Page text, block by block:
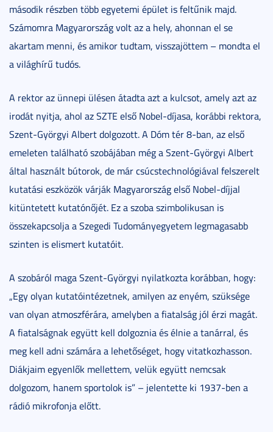
második részben több egyetemi épület is feltűnik majd.
Számomra Magyarország volt az a hely, ahonnan el se
akartam menni, és amikor tudtam, visszajöttem – mondta el
a világhírű tudós.
A rektor az ünnepi ülésen átadta azt a kulcsot, amely azt az
irodát nyitja, ahol az SZTE első Nobel-díjasa, korábbi rektora,
Szent-Györgyi Albert dolgozott. A Dóm tér 8-ban, az első
emeleten található szobájában még a Szent-Györgyi Albert
által használt bútorok, de már csúcstechnológiával felszerelt
kutatási eszközök várják Magyarország első Nobel-díjjal
kitüntetett kutatónőjét. Ez a szoba szimbolikusan is
összekapcsolja a Szegedi Tudományegyetem legmagasabb
szinten is elismert kutatóit.
A szobáról maga Szent-Györgyi nyilatkozta korábban, hogy:
„Egy olyan kutatóintézetnek, amilyen az enyém, szüksége
van olyan atmoszférára, amelyben a fiatalság jól érzi magát.
A fiatalságnak együtt kell dolgoznia és élnie a tanárral, és
meg kell adni számára a lehetőséget, hogy vitatkozhasson.
Diákjaim egyenlők mellettem, velük együtt nemcsak
dolgozom, hanem sportolok is” – jelentette ki 1937-ben a
rádió mikrofonja előtt.